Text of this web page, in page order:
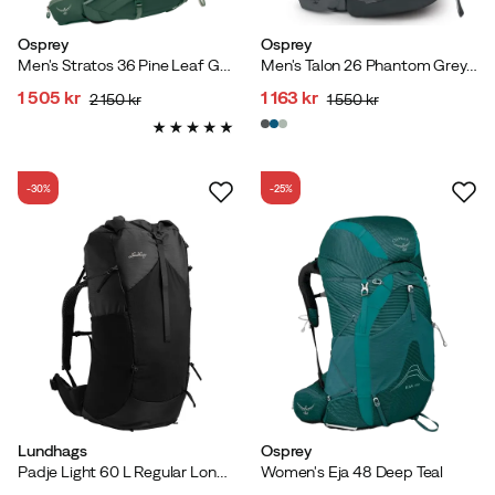
Osprey
1 505 kr 2 150 kr
Osprey
Men's Talon 26 Phantom Grey/Dark Charcoal
discounted
1 163 kr
original
1 550 kr
Lundhags
Padje Light 60 L Regular Long Black
-30%
Osprey
Women's Eja 48 Deep Teal
-25%